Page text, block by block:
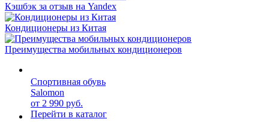
Кэшбэк за отзыв на Yandex
Кондиционеры из Китая
Преимущества мобильных кондиционеров
Спортивная обувь
Salomon
от 2 990 руб.
Перейти в каталог